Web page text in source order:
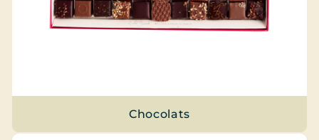
Chocolats